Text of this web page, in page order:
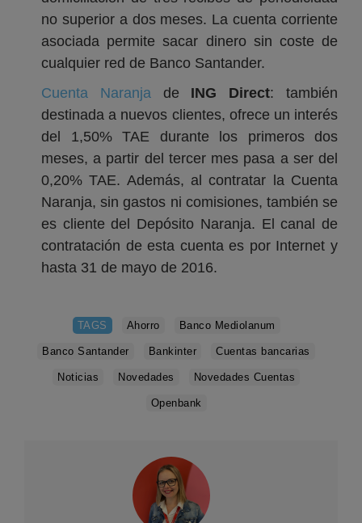
no superior a dos meses. La cuenta corriente
asociada permite sacar dinero sin coste de
cualquier red de Banco Santander.
Cuenta Naranjade ING Direct: también
destinada a nuevos clientes, ofrece un interés
del 1,50% TAE durante los primeros dos
meses, a partir del tercer mes pasa a ser del
0,20% TAE. Además, al contratar la Cuenta
Naranja, sin gastos ni comisiones, también se
es cliente del Depósito Naranja. El canal de
contratación de esta cuenta es por Internet y
hasta 31 de mayo de 2016.
TAGS Ahorro Banco Mediolanum
Banco Santander Bankinter Cuentas bancarias
Noticias Novedades Novedades Cuentas
Openbank